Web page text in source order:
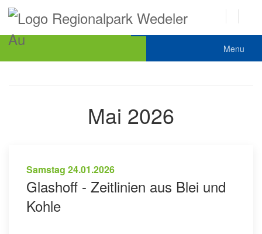
Menu
Mai 2026
Samstag 24.01.2026
Glashoff - Zeitlinien aus Blei und
Kohle